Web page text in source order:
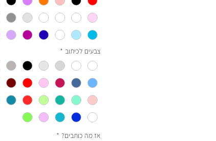
צבעים לכיתוב *
אז מה כותבים? *